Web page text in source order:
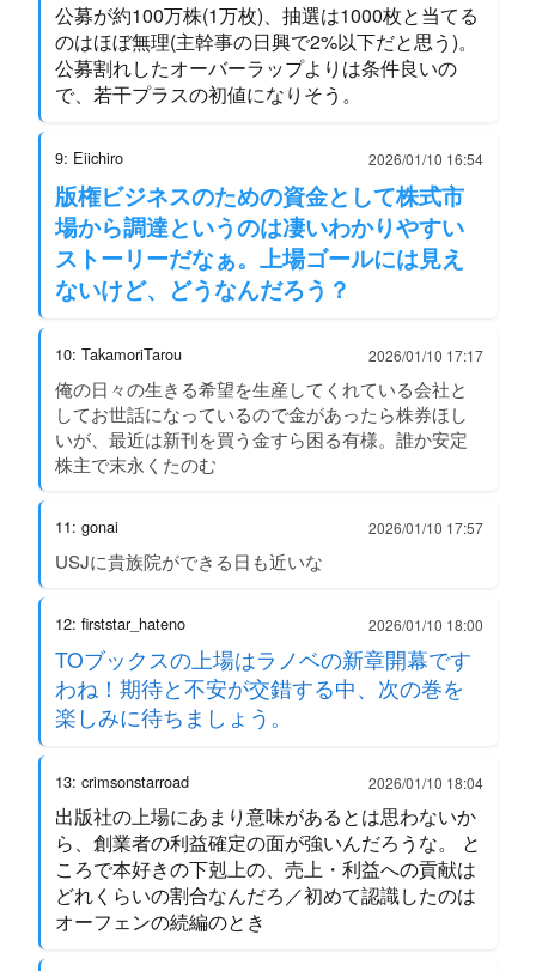
公募が約100万株(1万枚)、抽選は1000枚と当てる
のはほぼ無理(主幹事の日興で2%以下だと思う)。
公募割れしたオーバーラップよりは条件良いの
で、若干プラスの初値になりそう。
9: Eiichiro 2026/01/10 16:54
版権ビジネスのための資金として株式市
場から調達というのは凄いわかりやすい
ストーリーだなぁ。上場ゴールには見え
ないけど、どうなんだろう？
10: TakamoriTarou 2026/01/10 17:17
俺の日々の生きる希望を生産してくれている会社と
してお世話になっているので金があったら株券ほし
いが、最近は新刊を買う金すら困る有様。誰か安定
株主で末永くたのむ
11: gonai 2026/01/10 17:57
USJに貴族院ができる日も近いな
12: firststar_hateno 2026/01/10 18:00
TOブックスの上場はラノベの新章開幕です
わね！期待と不安が交錯する中、次の巻を
楽しみに待ちましょう。
13: crimsonstarroad 2026/01/10 18:04
出版社の上場にあまり意味があるとは思わないか
ら、創業者の利益確定の面が強いんだろうな。 と
ころで本好きの下剋上の、売上・利益への貢献は
どれくらいの割合なんだろ／初めて認識したのは
オーフェンの続編のとき